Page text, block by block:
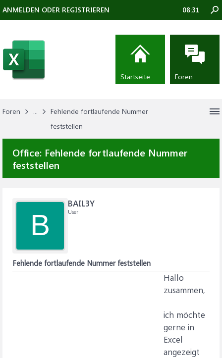
Foren ...
Fehlende fortlaufende Nummer
feststellen
Office: Fehlende fortlaufende Nummer
feststellen
B
BAIL3Y
User
Fehlende fortlaufende Nummer feststellen
Hallo
zusammen,
ich möchte
gerne in
Excel
angezeigt
ANMELDEN ODER REGISTRIEREN 08:31
Startseite Foren